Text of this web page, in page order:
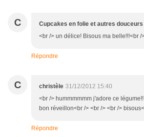
C Cupcakes en folie et autres douceurs
<br /> un délice! Bisous ma belle!!!<br /
Répondre
C christèle 31/12/2012 15:40
<br /> hummmmmm j'adore ce
bon réveillon<br /> <br /> <br />
Répondre